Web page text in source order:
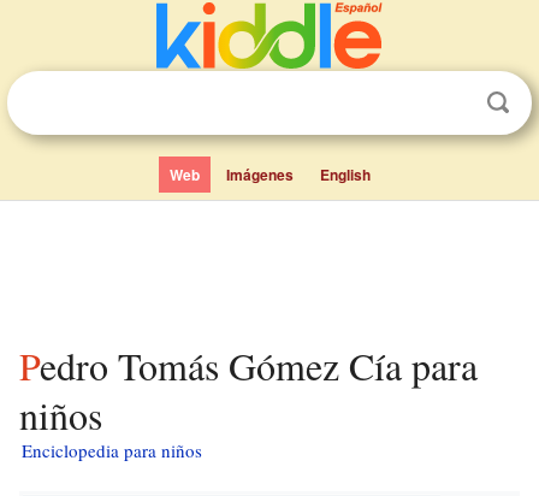
Web Imágenes English
Pedro Tomás Gómez Cía para
niños
Enciclopedia para niños